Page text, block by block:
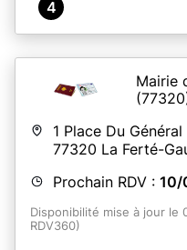
4
Mairie
1 Place Du
77320 La Ferté-
Prochain RDV : 10/
Disponibilité mise à jour le
RDV360)